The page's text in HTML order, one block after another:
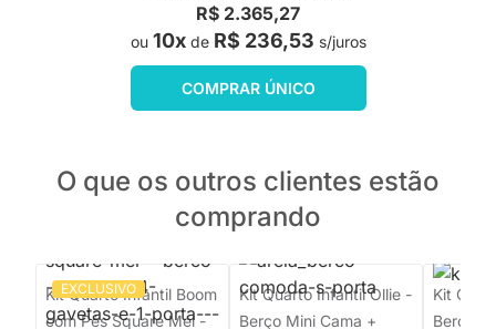
R$ 2.365,27
ou 10xde R$ 236,53 s/juros
COMPRAR ÚNICO
O que os outros clientes estão
comprando
EXCLUSIVO
Kit Quarto Infantil Boom
com Pés Square Mel -
Kit Quarto Infantil Ollie -
Berço Mini Cama +
Kit
Berço